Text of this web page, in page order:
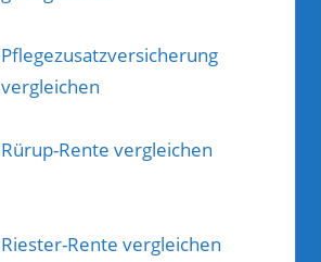
Pflegezusatzversicherung
vergleichen
Rürup-Rente vergleichen
Riester-Rente vergleichen